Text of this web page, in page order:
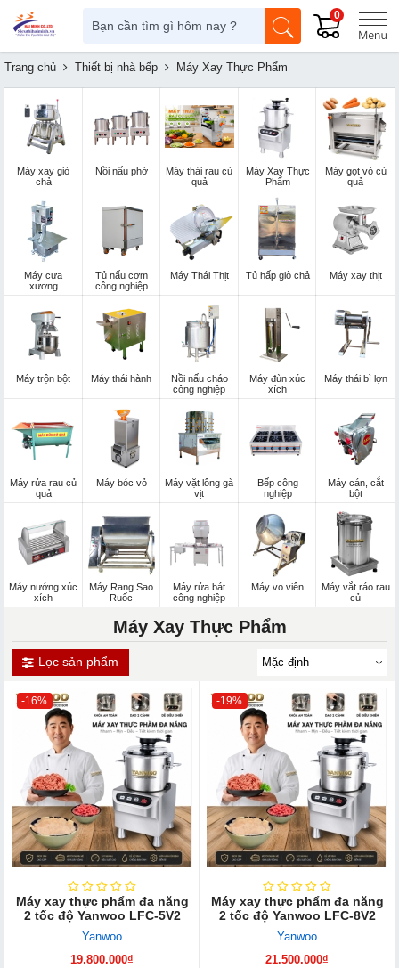
0
Trang chủ Thiết bị nhà bếp Máy Xay Thực Phẩm
Máy xay giò
chả
Nồi nấu phở
Máy thái rau củ
quả
Máy Xay Thực
Phẩm
Máy gọt vỏ củ
quả
Máy cưa
xương
Tủ nấu cơm
công nghiệp
Máy Thái Thịt Tủ hấp giò chả Máy xay thịt
Máy trộn bột Máy thái hành
Nồi nấu cháo
công nghiệp
Máy đùn xúc
xích
Máy thái bì lợn
Máy rửa rau củ
quả
Máy bóc vỏ
Máy vặt lông gà
vịt
Bếp công
nghiệp
Máy cán, cắt
bột
Máy nướng xúc
xích
Máy Rang Sao
Ruốc
Máy rửa bát
công nghiệp
Máy vo viên
Máy vắt ráo rau
củ
Máy Xay Thực Phẩm
Lọc sản phẩm
-16%
Máy xay thực phẩm đa năng
2 tốc độ Yanwoo LFC-5V2
Yanwoo
19.800.000₫
-19%
Máy xay thực phẩm đa năng
2 tốc độ Yanwoo LFC-8V2
Yanwoo
21.500.000₫